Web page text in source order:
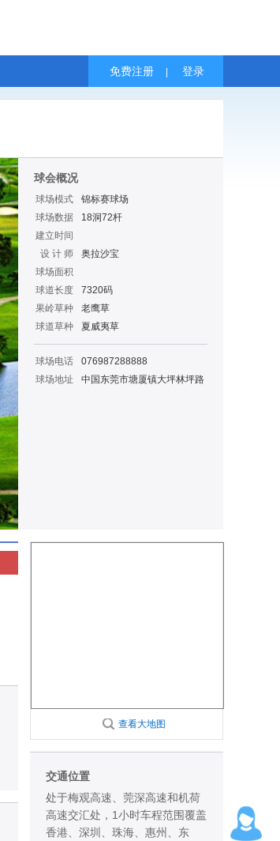
免费注册 登录
球会概况
球场模式
锦标赛球场
球场数据
18洞72杆
建立时间
设 计 师
奥拉沙宝
球场面积
球道长度
7320码
果岭草种
老鹰草
球道草种
夏威夷草
球场电话
076987288888
球场地址
中国东莞市塘厦镇大坪林坪路
查看大地图
交通位置
处于梅观高速、莞深高速和机荷
高速交汇处，1小时车程范围覆盖
香港、深圳、珠海、惠州、东